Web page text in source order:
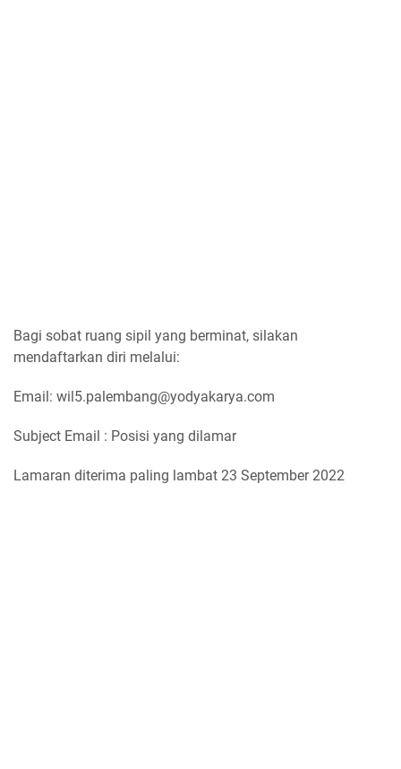
Bagi sobat ruang sipil yang berminat, silakan
mendaftarkan diri melalui:
Email: wil5.palembang@yodyakarya.com
Subject Email : Posisi yang dilamar
Lamaran diterima paling lambat 23 September 2022